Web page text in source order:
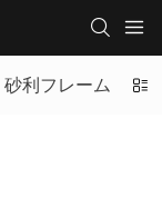
砂利フレーム